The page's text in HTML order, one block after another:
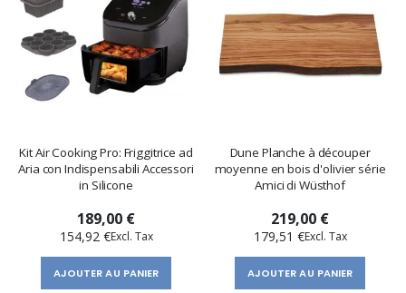
Kit Air Cooking Pro: Friggitrice ad
Aria con Indispensabili Accessori
in Silicone
189,00 €
154,92 €
AJOUTER AU PANIER
Dune Planche à découper
moyenne en bois d'olivier série
Amici di Wüsthof
219,00 €
179,51 €
AJOUTER AU PANIER